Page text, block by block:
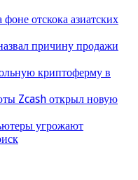
отскока азиатских
причину продажи
криптоферму в
Zcash открыл новую
угрожают